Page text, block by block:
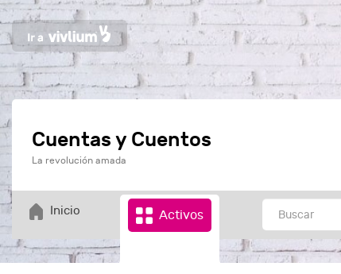
Cuentas y Cuentos
La revolución amada
Inicio Activos